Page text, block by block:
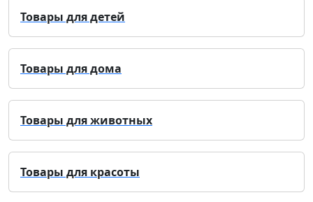
Товары для детей
Товары для дома
Товары для животных
Товары для красоты